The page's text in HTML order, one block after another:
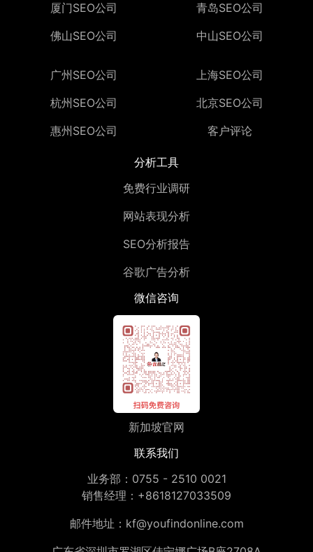
厦门SEO公司
佛山SEO公司
青岛SEO公司
中山SEO公司
广州SEO公司
杭州SEO公司
惠州SEO公司
上海SEO公司
北京SEO公司
客户评论
分析工具
免费行业调研
网站表现分析
SEO分析报告
谷歌广告分析
微信咨询
新加坡官网
联系我们
业务部： 0755 - 2510 0021
销售经理： +8618127033509
邮件地址： kf@youfindonline.com